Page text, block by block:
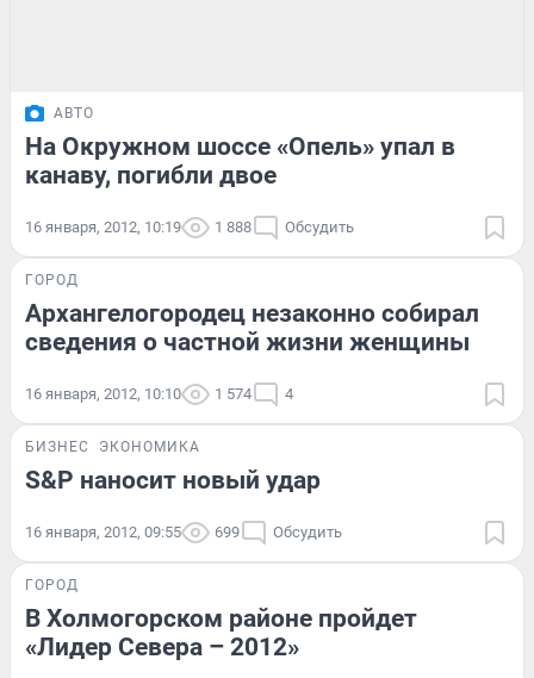
АВТО
На Окружном шоссе «Опель» упал в
канаву, погибли двое
16 января, 2012, 10:19 1 888 Обсудить
ГОРОД
Архангелогородец незаконно собирал
сведения о частной жизни женщины
16 января, 2012, 10:10 1 574 4
БИЗНЕС ЭКОНОМИКА
S&P наносит новый удар
16 января, 2012, 09:55 699 Обсудить
ГОРОД
В Холмогорском районе пройдет
«Лидер Севера – 2012»